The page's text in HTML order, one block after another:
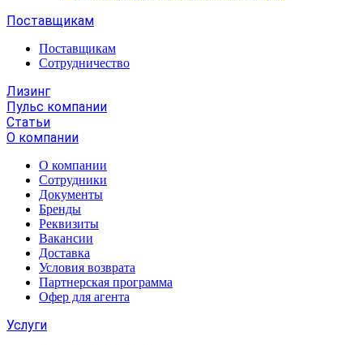
Поставщикам
Поставщикам
Сотрудничество
Лизинг
Пульс компании
Статьи
О компании
О компании
Сотрудники
Документы
Бренды
Реквизиты
Вакансии
Доставка
Условия возврата
Партнерская программа
Офер для агента
Услуги